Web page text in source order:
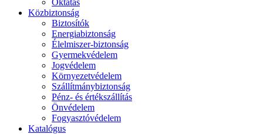
Közbiztonság
Biztosítók
Energiabiztonság
Élelmiszer-biztonság
Gyermekvédelem
Jogvédelem
Környezetvédelem
Szállítmánybiztonság
Pénz- és értékszállítás
Önvédelem
Fogyasztóvédelem
Katalógus